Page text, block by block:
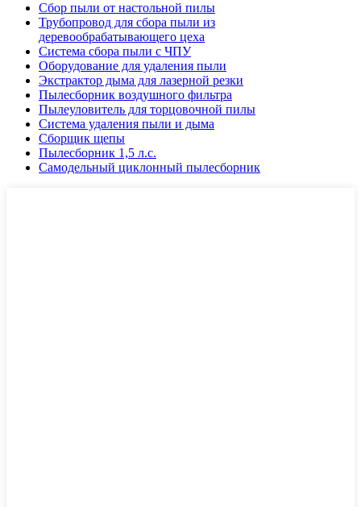
Сбор пыли от настольной пилы
Трубопровод для сбора пыли из
деревообрабатывающего цеха
Система сбора пыли с ЧПУ
Оборудование для удаления пыли
Экстрактор дыма для лазерной резки
Пылесборник воздушного фильтра
Пылеуловитель для торцовочной пилы
Система удаления пыли и дыма
Сборщик щепы
Пылесборник 1,5 л.с.
Самодельный циклонный пылесборник